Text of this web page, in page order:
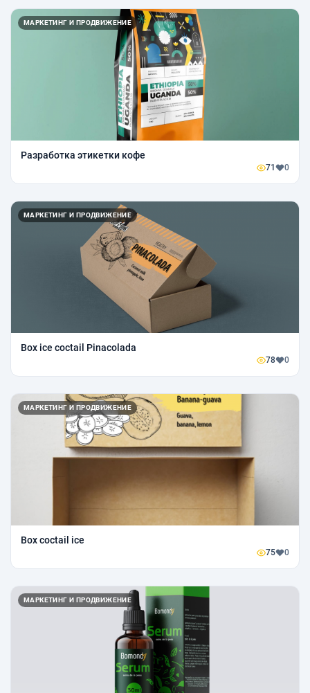
МАРКЕТИНГ И ПРОДВИЖЕНИЕ
Разработка этикетки кофе
71 0
МАРКЕТИНГ И ПРОДВИЖЕНИЕ
Box ice coctail Pinacolada
78 0
МАРКЕТИНГ И ПРОДВИЖЕНИЕ
Box coctail ice
75 0
МАРКЕТИНГ И ПРОДВИЖЕНИЕ